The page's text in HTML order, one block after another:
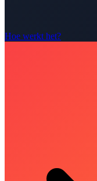
Hoe werkt het?